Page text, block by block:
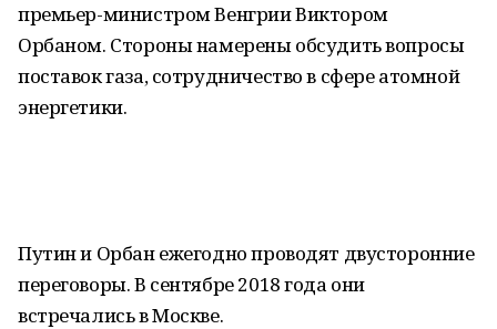
премьер-министром Венгрии Виктором
Орбаном. Стороны намерены обсудить вопросы
поставок газа, сотрудничество в сфере атомной
энергетики.
Путин и Орбан ежегодно проводят двусторонние
переговоры. В сентябре 2018 года они
встречались в Москве.